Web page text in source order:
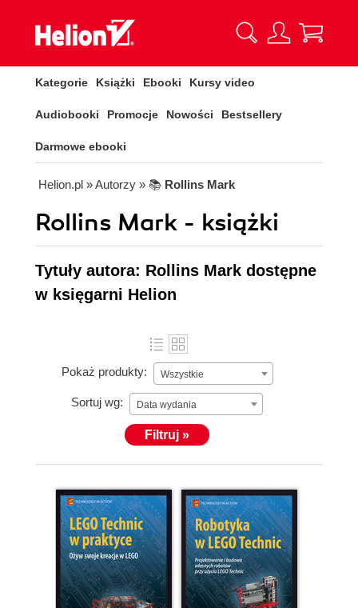
Kategorie Książki Ebooki Kursy video
Audiobooki Promocje Nowości Bestsellery
Darmowe ebooki
Helion.pl » Autorzy » 📚 Rollins Mark
Rollins Mark - książki
Tytuły autora: Rollins Mark dostępne
w księgarni Helion
Pokaż produkty: Wszystkie
Sortuj wg: Data wydania
Filtruj »